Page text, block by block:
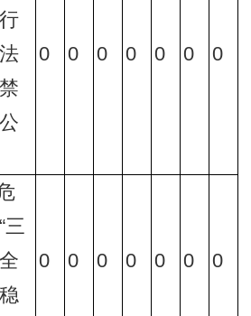
0 0 0 0 0 0 0
三
0 0 0 0 0 0 0